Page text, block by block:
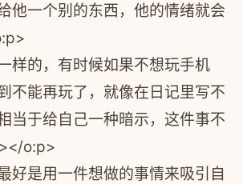
他一个别的东西，他的情绪就会
样的，有时候如果不想玩手机
不能再玩了，就像在日记里写不
当于给自己一种暗示，这件事不
o:p>
好是用一件想做的事情来吸引自